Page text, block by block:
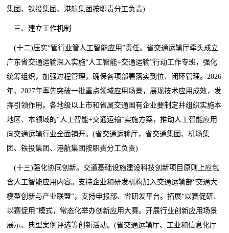
集团、铁投集团、港航集团按职责分工负责)
三、建立工作机制
(十二)压实“管行业管人工智能应用”责任。省交通运输厅牵头成立
广东省交通运输深入实施“人工智能+交通运输”行动工作专班，强化
统筹组织，加强过程管理，确保各项部署落实到位、闭环管理。2026
年、2027年率先突破一批重点领域应用场景，展现技术应用成效，发
挥引领作用。各地级以上市和省属交通国有企业要制定并组织实施本
地区、本领域的“人工智能+交通运输”实施方案，推动人工智能应用
向交通运输行业全面铺开。(省交通运输厅，省交通集团、机场集
团、铁投集团、港航集团按职责分工负责)
(十三)强化协同创新。交通基础设施建设科技创新项目原则上应包
含人工智能应用内容。支持企业和研发机构加入交通运输部“交通大
模型创新与产业联盟”，支持申报部、省研发平台。拓展“以赛促研、
以赛促用”模式，常态化举办创新应用大赛。开展行业创新应用场景
展示、典型案例评选等创新活动。(省交通运输厅、工业和信息化厅